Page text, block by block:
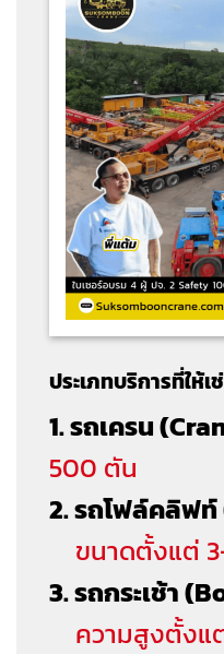
ประเภทบริการที่ให้เ
1. รถเครน
500 ตัน
2. รถโฟล์คลิฟ
ขนาดตั้งแต่
3. รถกระเช้า
ความสูงตั้งแ